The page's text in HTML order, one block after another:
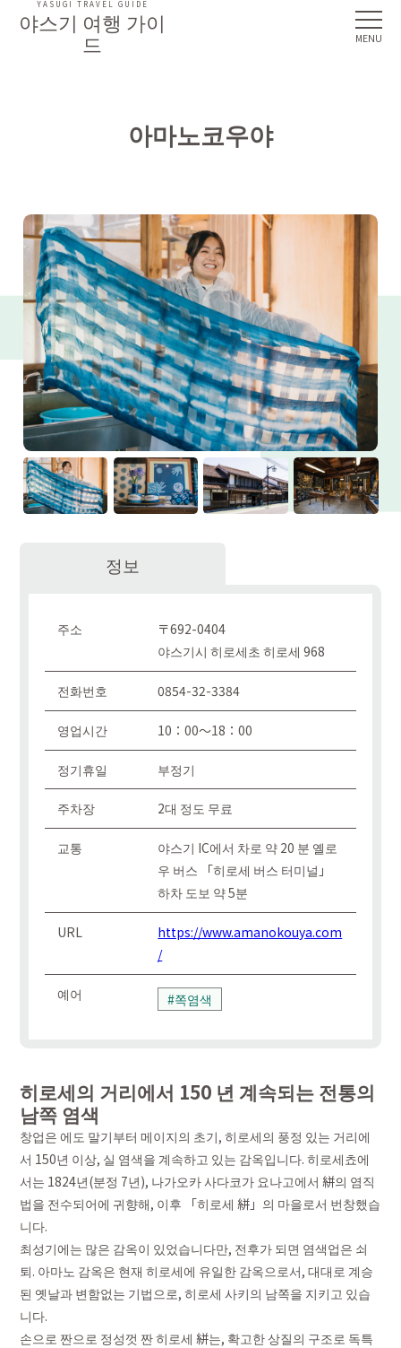
야스기 여행 가이
드
YASUGI TRAVEL GUIDE
아마노코우야
정보
주소
〒692-0404
야스기시 히로세초 히로세 968
전화번호 0854-32-3384
영업시간 10：00〜18：00
정기휴일 부정기
주차장 2대 정도 무료
교통
야스기 IC에서 차로 약 20 분 옐로
우 버스 「히로세 버스 터미널」
하차 도보 약 5분
URL
https://www.amanokouya.com
/
예어 #쪽염색
히로세의 거리에서 150 년 계속되는 전통의
남쪽 염색
창업은 에도 말기부터 메이지의 초기, 히로세의 풍정 있는 거리에
서 150년 이상, 실 염색을 계속하고 있는 감옥입니다. 히로세쵸에
서는 1824년(분정 7년), 나가오카 사다코가 요나고에서 絣의 염직
법을 전수되어에 귀향해, 이후 「히로세 絣」의 마을로서 번창했습
니다.
최성기에는 많은 감옥이 있었습니다만, 전후가 되면 염색업은 쇠
퇴. 아마노 감옥은 현재 히로세에 유일한 감옥으로서, 대대로 계승
된 옛날과 변함없는 기법으로, 히로세 사키의 남쪽을 지키고 있습
니다.
손으로 짠으로 정성껏 짠 히로세 絣는, 확고한 상질의 구조로 독특